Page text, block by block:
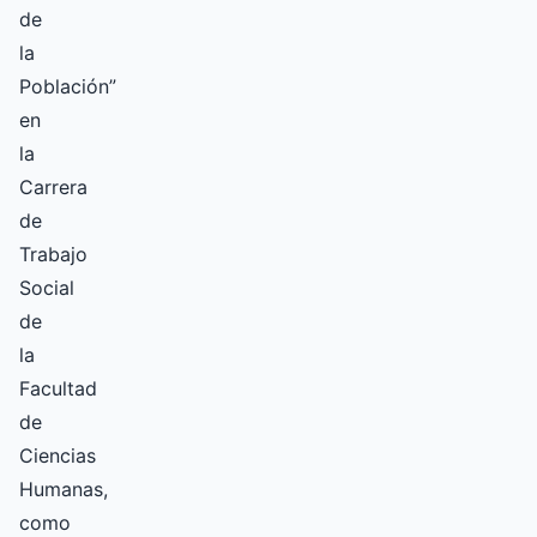
de
la
Población”
en
la
Carrera
de
Trabajo
Social
de
la
Facultad
de
Ciencias
Humanas,
como